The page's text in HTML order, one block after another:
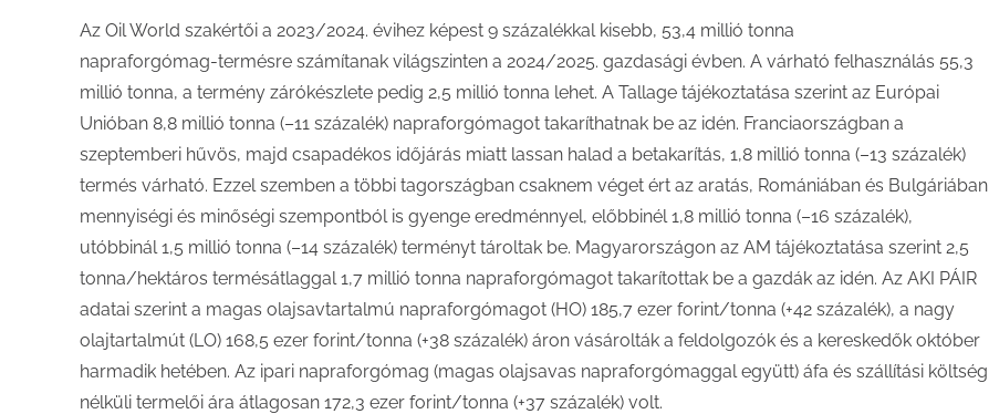
Az Oil World szakértői a 2023/2024. évihez képest 9 százalékkal kisebb, 53,4 millió tonna
napraforgómag-termésre számítanak világszinten a 2024/2025. gazdasági évben. A várható felhasználás 55,3
millió tonna, a termény zárókészlete pedig 2,5 millió tonna lehet. A Tallage tájékoztatása szerint az Európai
Unióban 8,8 millió tonna (–11 százalék) napraforgómagot takaríthatnak be az idén. Franciaországban a
szeptemberi hűvös, majd csapadékos időjárás miatt lassan halad a betakarítás, 1,8 millió tonna (–13 százalék)
termés várható. Ezzel szemben a többi tagországban csaknem véget ért az aratás, Romániában és Bulgáriában
mennyiségi és minőségi szempontból is gyenge eredménnyel, előbbinél 1,8 millió tonna (–16 százalék),
utóbbinál 1,5 millió tonna (–14 százalék) terményt tároltak be. Magyarországon az AM tájékoztatása szerint 2,5
tonna/hektáros termésátlaggal 1,7 millió tonna napraforgómagot takarítottak be a gazdák az idén. Az AKI PÁIR
adatai szerint a magas olajsavtartalmú napraforgómagot (HO) 185,7 ezer forint/tonna (+42 százalék), a nagy
olajtartalmút (LO) 168,5 ezer forint/tonna (+38 százalék) áron vásárolták a feldolgozók és a kereskedők október
harmadik hetében. Az ipari napraforgómag (magas olajsavas napraforgómaggal együtt) áfa és szállítási költség
nélküli termelői ára átlagosan 172,3 ezer forint/tonna (+37 százalék) volt.